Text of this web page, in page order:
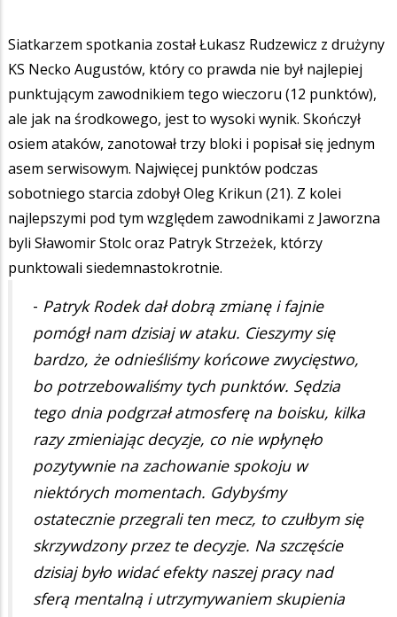
Siatkarzem spotkania został Łukasz Rudzewicz z drużyny
KS Necko Augustów, który co prawda nie był najlepiej
punktującym zawodnikiem tego wieczoru (12 punktów),
ale jak na środkowego, jest to wysoki wynik. Skończył
osiem ataków, zanotował trzy bloki i popisał się jednym
asem serwisowym. Najwięcej punktów podczas
sobotniego starcia zdobył Oleg Krikun (21). Z kolei
najlepszymi pod tym względem zawodnikami z Jaworzna
byli Sławomir Stolc oraz Patryk Strzeżek, którzy
punktowali siedemnastokrotnie.
- Patryk Rodek dał dobrą zmianę i fajnie
pomógł nam dzisiaj w ataku. Cieszymy się
bardzo, że odnieśliśmy końcowe zwycięstwo,
bo potrzebowaliśmy tych punktów. Sędzia
tego dnia podgrzał atmosferę na boisku, kilka
razy zmieniając decyzje, co nie wpłynęło
pozytywnie na zachowanie spokoju w
niektórych momentach. Gdybyśmy
ostatecznie przegrali ten mecz, to czułbym się
skrzywdzony przez te decyzje. Na szczęście
dzisiaj było widać efekty naszej pracy nad
sferą mentalną i utrzymywaniem skupienia